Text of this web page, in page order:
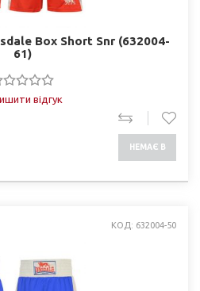
Box Short Snr (632004-
61)
відгук
НЕМАЄ В
КОД: 632004-50